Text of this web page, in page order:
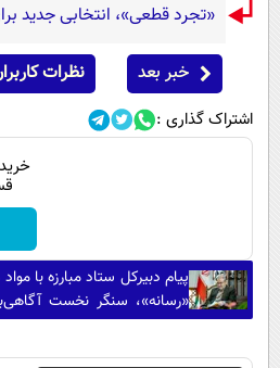
«تجرد قطعی»، انتخابی جدید
خبر بعد نظرات
اشتراک گذاری :
پیام دبیرکل ستاد مبارزه با
«رسانه»، سنگر نخست
است